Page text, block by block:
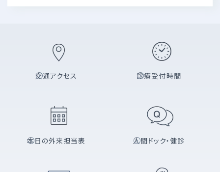
交通アクセス 診療受付時間
本日の外来担当表 人間ドック・健診